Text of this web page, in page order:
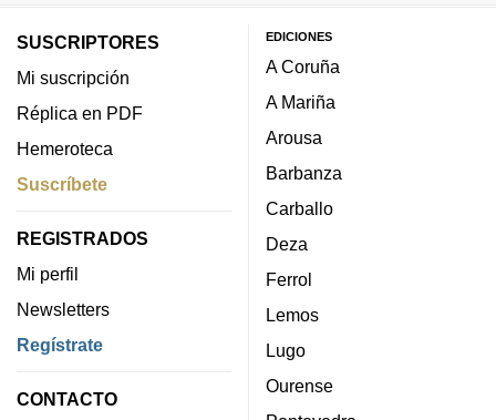
SUSCRIPTORES
Mi suscripción
Réplica en PDF
Hemeroteca
Suscríbete
REGISTRADOS
Mi perfil
Newsletters
Regístrate
CONTACTO
EDICIONES
A Coruña
A Mariña
Arousa
Barbanza
Carballo
Deza
Ferrol
Lemos
Lugo
Ourense